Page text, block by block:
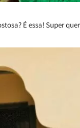
É essa! Super